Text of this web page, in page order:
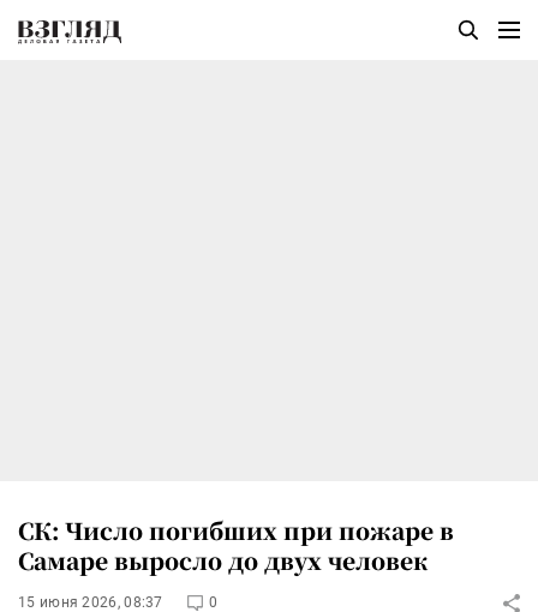
СК: Число погибших при пожаре в
Самаре выросло до двух человек
15 июня 2026, 08:37 0